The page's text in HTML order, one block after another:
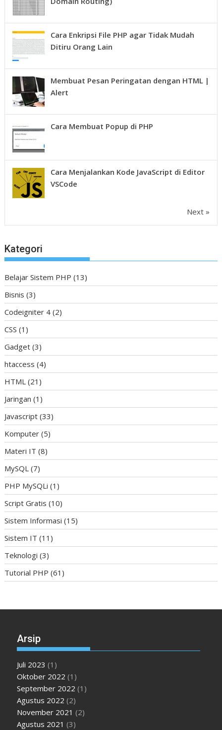
Cara Enkripsi File PHP agar Tidak Mudah
Ditiru Orang Lain
Membuat Pesan Peringatan dengan HTML |
Alert
Cara Membuat Popup di PHP
Cara Menjalankan Kode JavaScript di Editor
VSCode
Next »
Kategori
Belajar Sistem PHP (13)
Bisnis (3)
Codeigniter 4 (2)
CSS (1)
Gadget (3)
htaccess (4)
HTML (21)
Jaringan (1)
Javascript (33)
Komputer (5)
Materi IT (8)
MySQL (7)
PHP MySQLi (1)
Script Gratis (10)
Sistem Informasi (15)
Sistem IT (11)
Teknologi (3)
Tutorial PHP (61)
Arsip
Juli 2023 (1)
Oktober 2022 (1)
September 2022 (1)
Agustus 2022 (2)
November 2021 (2)
Agustus 2021 (3)